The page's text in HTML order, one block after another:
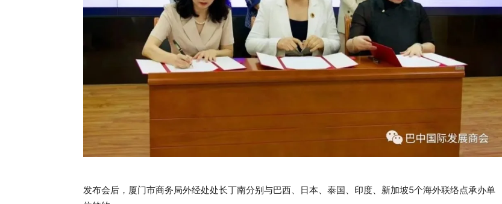
发布会后，厦门市商务局外经处处长丁南分别与巴西、日本、泰国、印度、新加坡5个海外联络点承办单